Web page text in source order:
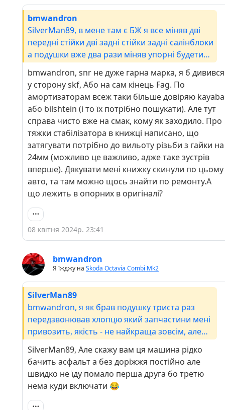
bmwandron
SilverMan89, в мене там є БЖ я все міняв дві
передні стійки дві задні стійки задні салінблоки
а подушки вже два рази міняв упорні будети
мати час зайдете подивиться який то оригінал
bmwandron, snr не дуже гарна марка, я б дивився
у сторону skf, Або на сам кінець Fag. По
амортизаторам всеж таки більше довіряю kayaba
або bilshtein (і то їх потрібно пошукати). Але тут
справа чисто вже на смак, кому як заходило. Про
тяжки стабілізатора в книжці написано, що
затягувати потрібно до вильоту різьби з гайки на
24мм (можливо це важливо, адже таке зустрів
вперше). Дякувати мені книжку скинули по цьому
авто, та там можно щось знайти по ремонту.А
що лежить в опорних в оригіналі?
08 квітня 2024р. 23:41
bmwandron
Я їжджу на Skoda Octavia Combi Mk2
SilverMan89
bmwandron, я як брав подушку триста раз
передзвонював хлопцю який запчастини мені
привозить, якість - не найкраща зовсім, але
резина м'яка. Лише мабуть по цьому критерію,
але я б такого не сказав про тяжки
стабілізатора. Ну подивитися як воно буде, бо
грець його знає що наступне відшморгне.
Хоча сайлентблоки задньої балки вже
придивлятися треба (
SilverMan89, Але скажу вам ця машина рідко
бачить асфальт а без доріжжя постійно але
швидко не їду помало перша друга бо третю
нема куди включати 😂